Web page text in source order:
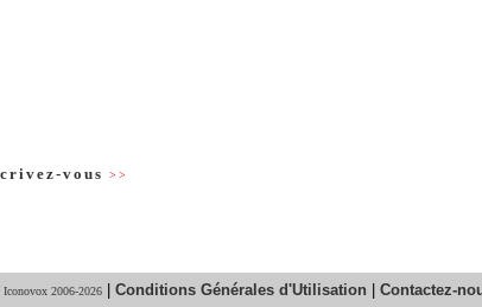
vous >>
2006-2026 | Conditions Générales d'Utilisation | Contactez-